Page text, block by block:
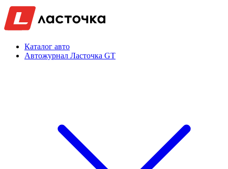
Каталог авто
Автожурнал Ласточка GT